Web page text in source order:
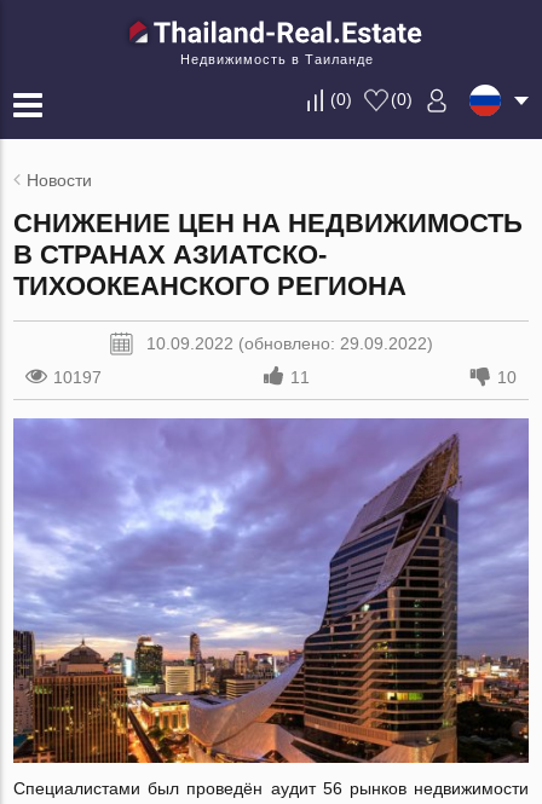
Недвижимость в Таиланде
(0) (0)
Новости
СНИЖЕНИЕ ЦЕН НА НЕДВИЖИМОСТЬ
В СТРАНАХ АЗИАТСКО-
ТИХООКЕАНСКОГО РЕГИОНА
10.09.2022 (обновлено: 29.09.2022)
10197
11 10
Специалистами был проведён аудит 56 рынков недвижимости